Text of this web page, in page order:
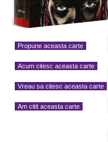
Propune aceasta carte
Acum citesc aceasta carte
Vreau sa citesc aceasta carte
Am citit aceasta carte